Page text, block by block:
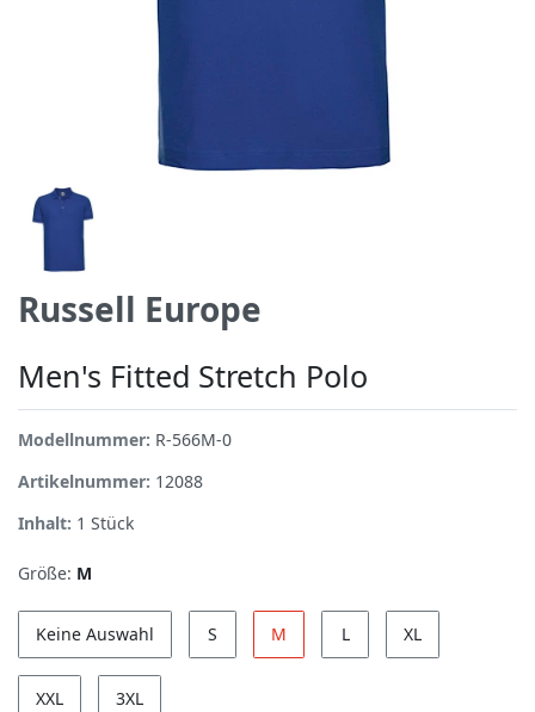
Russell Europe
Men's Fitted Stretch Polo
Modellnummer: R-566M-0
Artikelnummer: 12088
Inhalt: 1 Stück
Größe: M
Keine Auswahl S M L XL
XXL 3XL